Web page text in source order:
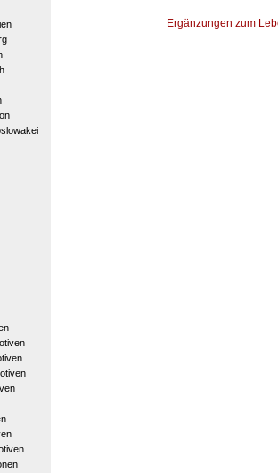
Ergänzungen zum